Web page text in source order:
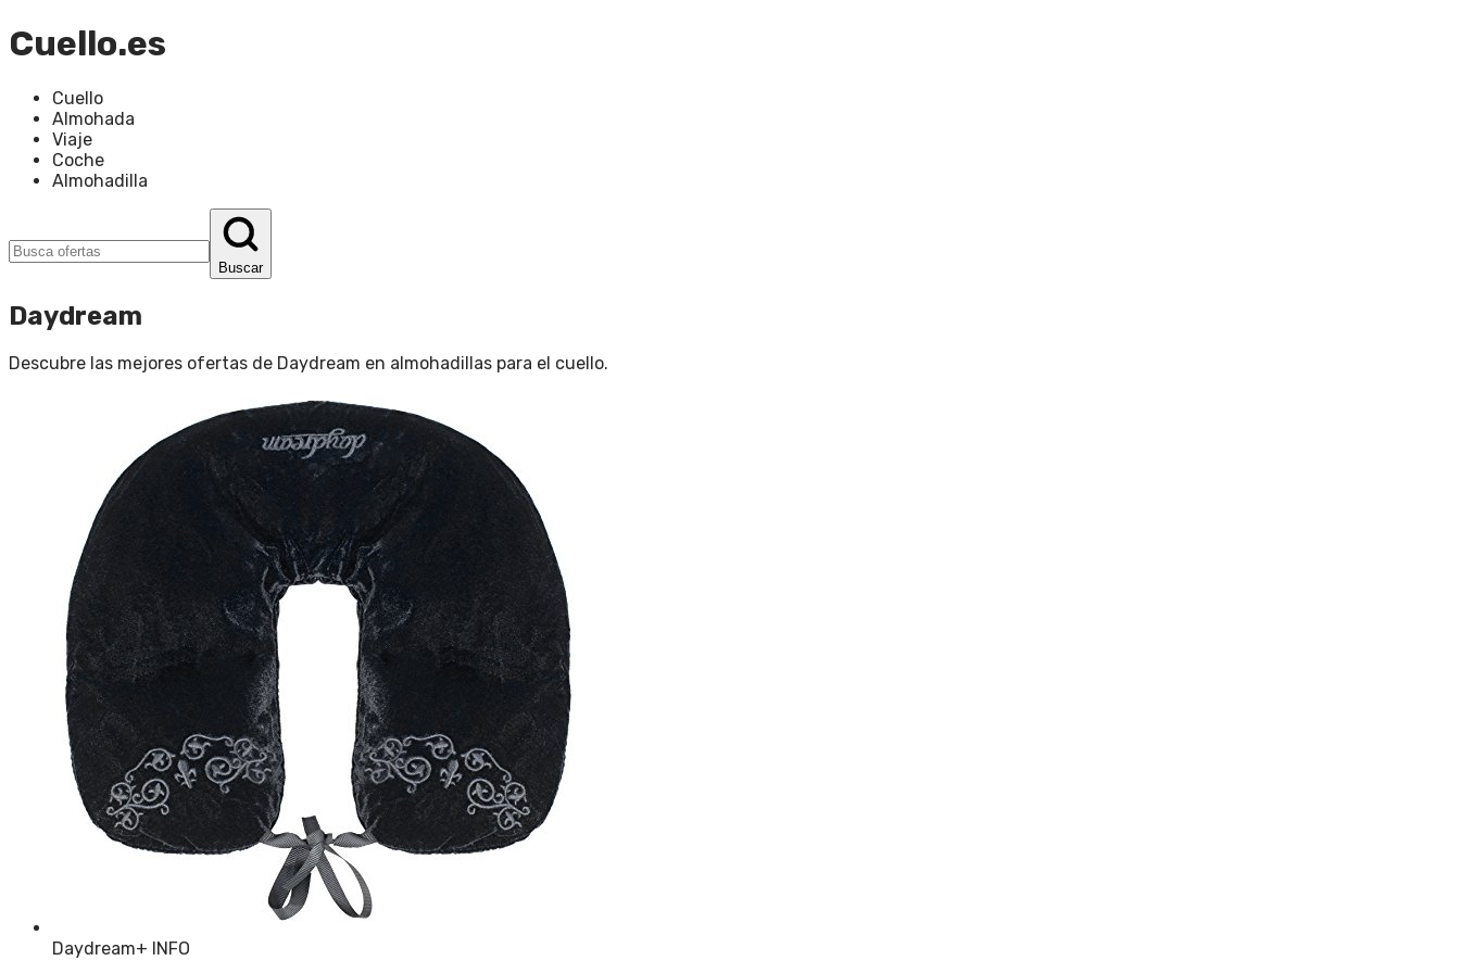
Cuello.es
Cuello
Almohada
Viaje
Coche
Almohadilla
Buscar
Daydream
Descubre las mejores ofertas de Daydream en almohadillas para el cuello.
Daydream+ INFO